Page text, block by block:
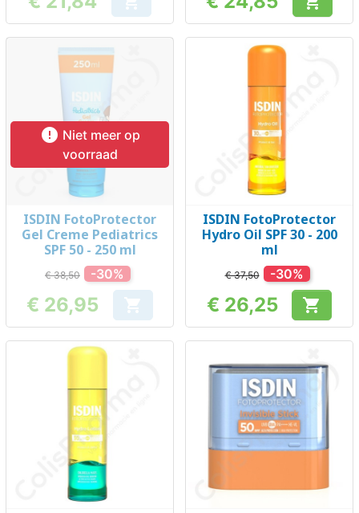
Prijs Prijs
 Niet meer op
voorraad
ISDIN FotoProtector
Gel Creme Pediatrics
SPF 50 - 250 ml
€ 38,50 -30%
Prijs
€ 26,95 
ISDIN FotoProtector
Hydro Oil SPF 30 - 200
ml
€ 37,50 -30%
Prijs
€ 26,25 